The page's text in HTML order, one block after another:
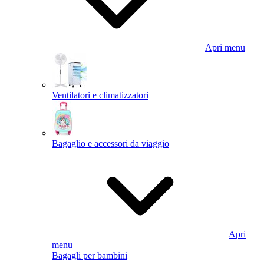
Apri menu
Ventilatori e climatizzatori
Bagaglio e accessori da viaggio
Apri
menu
Bagagli per bambini